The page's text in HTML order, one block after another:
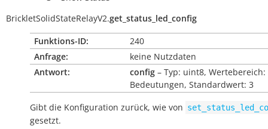
BrickletSolidStateRelayV2.get_status_led_config
Funktions-ID:
240
Anfrage:
keine Nutzdaten
Antwort:
config – Typ: uint8, Wertebereich:
Bedeutungen, Standardwert: 3
Gibt die Konfiguration zurück, wie von
gesetzt.